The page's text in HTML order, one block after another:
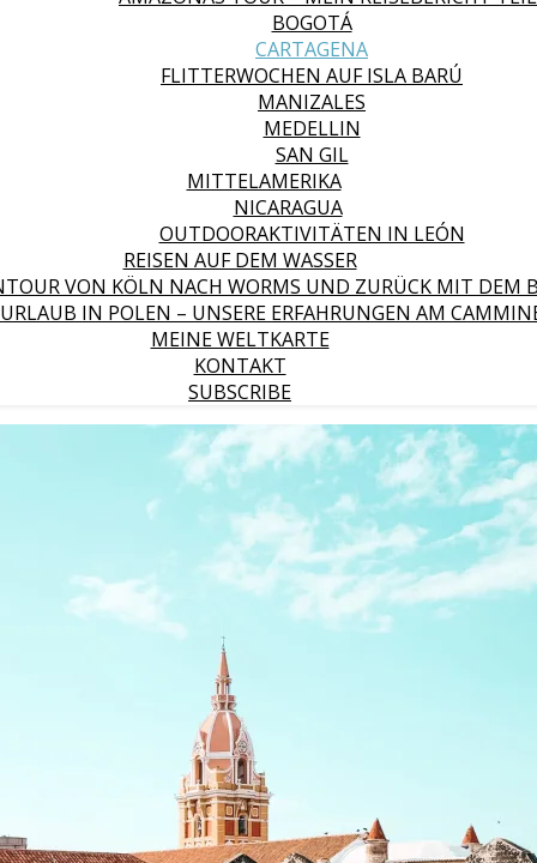
BOGOTÁ
CARTAGENA
FLITTERWOCHEN AUF ISLA BARÚ
MANIZALES
MEDELLIN
SAN GIL
MITTELAMERIKA
NICARAGUA
OUTDOORAKTIVITÄTEN IN LEÓN
REISEN AUF DEM WASSER
VON KÖLN NACH WORMS UND ZURÜCK MIT DEM
IN POLEN – UNSERE ERFAHRUNGEN AM
MEINE WELTKARTE
KONTAKT
SUBSCRIBE